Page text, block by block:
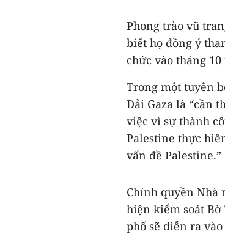
Phong trào vũ
biết họ đồng ý
chức vào tháng 10
Trong một tuyên
Dải Gaza là “cần
việc vì sự thành
Palestine thực
vấn đề Palestine.”
Chính quyền Nhà
hiện kiểm soát Bờ
phố sẽ diễn ra